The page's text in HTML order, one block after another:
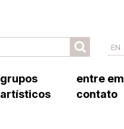
EN
grupos
artísticos
entre em
contato